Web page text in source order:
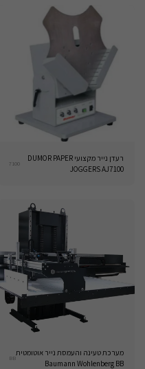
רעדן נייר מקצועי DUMOR PAPER
JOGGERS AJ7100
7100
מערכת טעינה והעמסת נייר אוטומטית
Baumann Wohlenberg BB
BB